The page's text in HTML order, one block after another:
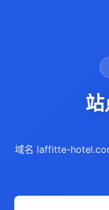
域名 laffitte-